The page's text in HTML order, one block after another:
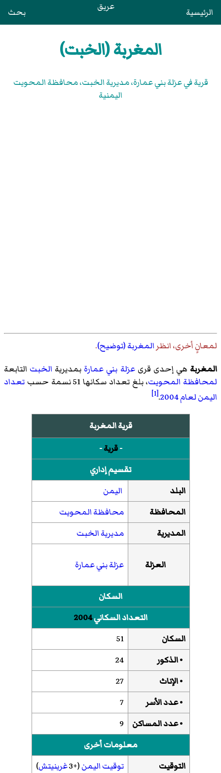
الرئيسية عريق بحث
المغربة (الخبت)
قرية في عزلة بني عمارة، مديرية الخبت، محافظة المحويت
اليمنية
لمعانٍ أخرى، انظر المغربة (توضيح).
المغربة هي إحدى قرىعزلة بني عمارة بمديرية الخبت التابعة
لمحافظة المحويت، بلغ تعداد سكانها 51 نسمة حسب
تعداد
اليمن لعام 2004
.
[1]
قرية المغربة
-قرية-
تقسيم إداري
البلد
اليمن
المحافظة
محافظة المحويت
المديرية
مديرية الخبت
العزلة عزلة بني عمارة
السكان
التعداد السكاني2004
السكان
51
• الذكور
24
• الإناث
27
• عدد الأسر
7
• عدد المساكن
9
معلومات أخرى
التوقيت
توقيت اليمن(+3 غرينيتش)